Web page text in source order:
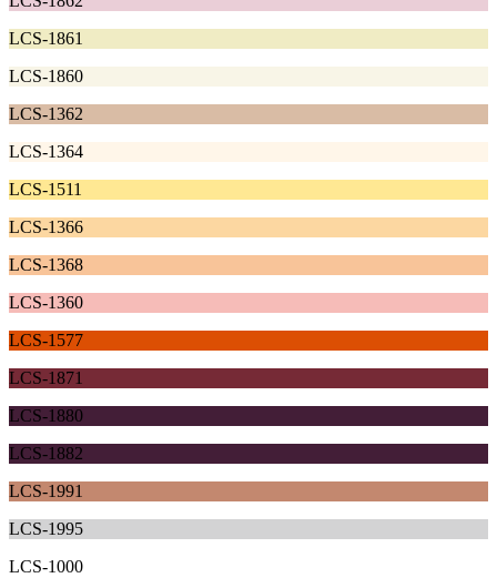
LCS-1861
LCS-1860
LCS-1362
LCS-1364
LCS-1511
LCS-1366
LCS-1368
LCS-1360
LCS-1577
LCS-1871
LCS-1880
LCS-1882
LCS-1991
LCS-1995
LCS-1000